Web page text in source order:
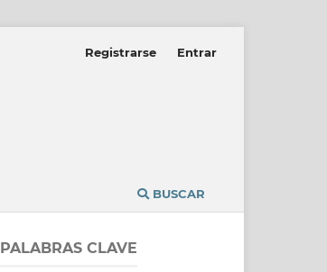
BUSCAR
Registrarse Entrar
PALABRAS CLAVE